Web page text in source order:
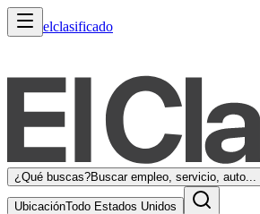
elclasificado
¿Qué buscas?Buscar empleo, servicio, auto...
UbicaciónTodo Estados Unidos